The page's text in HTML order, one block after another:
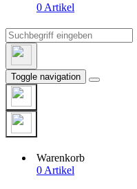
0 Artikel
Toggle navigation
Warenkorb
0 Artikel